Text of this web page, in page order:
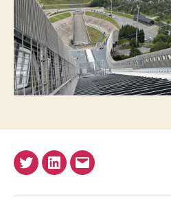
TwitterLinkedIn
E-